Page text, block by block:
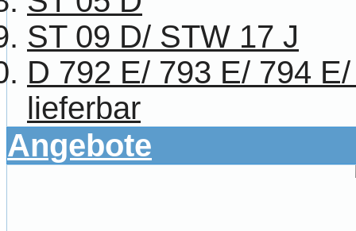
ST 09 D/ STW 17 J
D 792 E/ 793 E/ 794
lieferbar
Angebote